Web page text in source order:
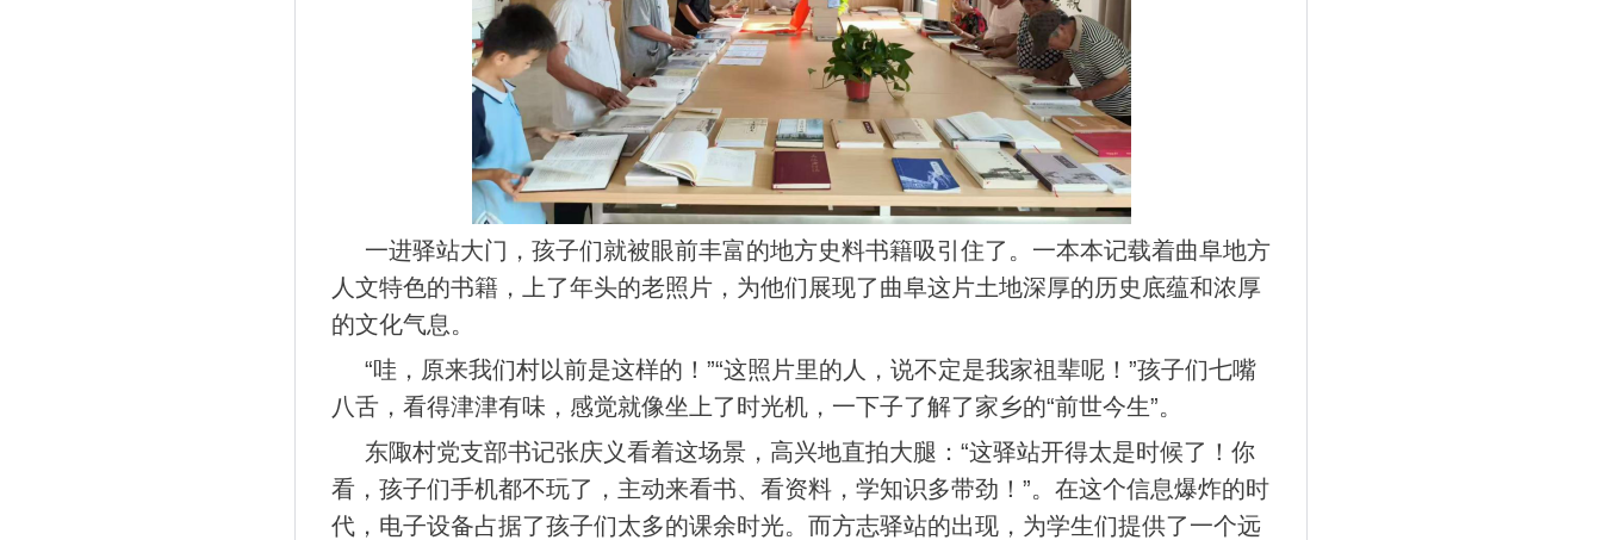
一进驿站大门，孩子们就被眼前丰富的地方史料书籍吸引住了。一本本记载着曲阜地方
人文特色的书籍，上了年头的老照片，为他们展现了曲阜这片土地深厚的历史底蕴和浓厚
的文化气息。
“哇，原来我们村以前是这样的！”“这照片里的人，说不定是我家祖辈呢！”孩子们七嘴
八舌，看得津津有味，感觉就像坐上了时光机，一下子了解了家乡的“前世今生”。
东陬村党支部书记张庆义看着这场景，高兴地直拍大腿： “这驿站开得太是时候了！你
看，孩子们手机都不玩了，主动来看书、看资料，学知识多带劲！”。在这个信息爆炸的时
代，电子设备占据了孩子们太多的课余时光。而方志驿站的出现，为学生们提供了一个远